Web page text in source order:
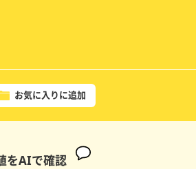
お気に入りに追加
をAIで確認